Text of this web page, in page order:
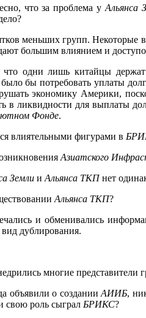
что за проблема уАльянса
меньших групп.
большим влиянием и
одни лишь китайцы
бы потребовать уплаты
экономику Америки,
в ликвидности для выплаты
Фонде.
влиятельными фигурами в
Азиатского
Земли иАльянса ТКПнет
Альянса ТКП?
и обменивались
дублирования.
многие
объявили о созданииАИИБ,
свою роль сыграл БРИКС?